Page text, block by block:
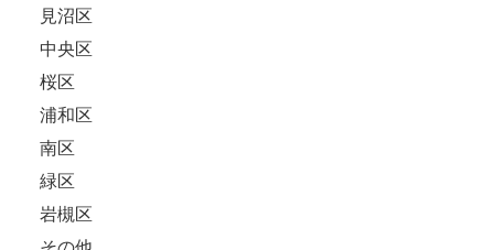
見沼区
中央区
桜区
浦和区
南区
緑区
岩槻区